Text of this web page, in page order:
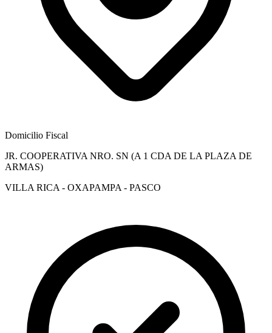
Domicilio Fiscal
JR. COOPERATIVA NRO. SN (A 1 CDA DE LA PLAZA DE
ARMAS)
VILLA RICA - OXAPAMPA - PASCO